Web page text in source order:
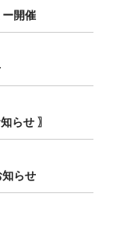
ー開催
らせ 〗
知らせ